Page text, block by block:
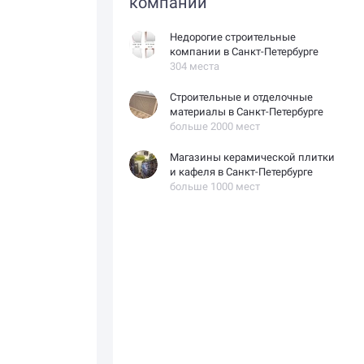
Недорогие строительные
компании в Санкт-Петербурге
304 места
Строительные и отделочные
материалы в Санкт-Петербурге
больше 2000 мест
Магазины керамической плитки
и кафеля в Санкт-Петербурге
больше 1000 мест